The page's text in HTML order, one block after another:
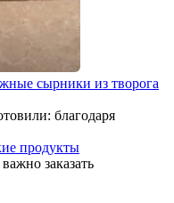
сырники из творога
благодаря
продукты
заказать